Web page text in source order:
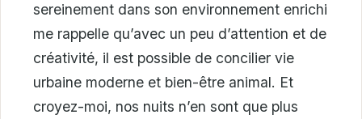
sereinement dans son environnement enrichi
me rappelle qu’avec un peu d’attention et de
créativité, il est possible de concilier vie
urbaine moderne et bien-être animal. Et
croyez-moi, nos nuits n’en sont que plus